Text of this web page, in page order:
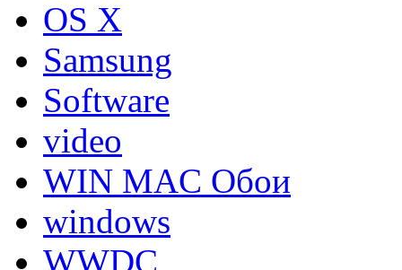
OS X
Samsung
Software
video
WIN MAC Обои
windows
WWDC